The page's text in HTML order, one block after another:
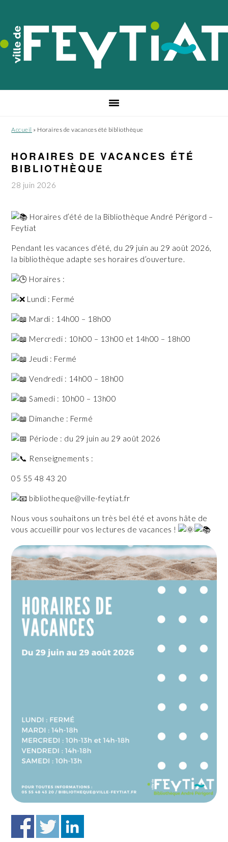
navigation
principale
contenu
principal
pied
de
page
Accueil » Horaires de vacances été bibliothèque
HORAIRES DE VACANCES ÉTÉ
BIBLIOTHÈQUE
28 juin 2026
Horaires d’été de la Bibliothèque André Périgord –
Feytiat
Pendant les vacances d’été, du 29 juin au 29 août 2026,
la bibliothèque adapte ses horaires d’ouverture.
Horaires :
Lundi : Fermé
Mardi : 14h00 – 18h00
Mercredi : 10h00 – 13h00 et 14h00 – 18h00
Jeudi : Fermé
Vendredi : 14h00 – 18h00
Samedi : 10h00 – 13h00
Dimanche : Fermé
Période : du 29 juin au 29 août 2026
Renseignements :
05 55 48 43 20
bibliotheque@ville-feytiat.fr
Nous vous souhaitons un très bel été et avons hâte de
vous accueillir pour vos lectures de vacances !